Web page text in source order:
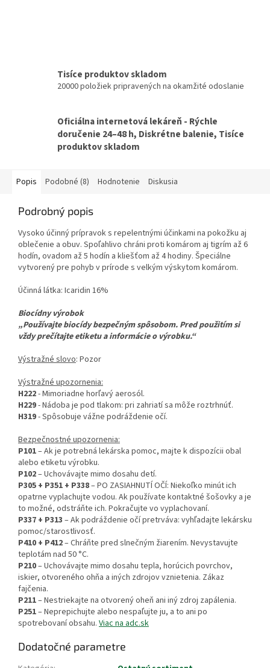
Tisíce produktov skladom
20000 položiek pripravených na okamžité odoslanie
Oficiálna internetová lekáreň - Rýchle
doručenie 24–48 h, Diskrétne balenie, Tisíce
produktov skladom
Popis Podobné (8) Hodnotenie Diskusia
Podrobný popis
Vysoko účinný prípravok s repelentnými účinkami na pokožku aj
oblečenie a obuv. Spoľahlivo chráni proti komárom aj tigrím až 6
hodín, ovadom až 5 hodín a kliešťom až 4 hodiny. Špeciálne
vytvorený pre pohyb v prírode s velkým výskytom komárom.
Účinná látka: Icaridin 16%
Biocídny výrobok
„Používajte biocídy bezpečným spôsobom. Pred použitím si
vždy prečítajte etiketu a informácie o výrobku.“
Výstražné slovo: Pozor
Výstražné upozornenia:
H222- Mimoriadne horľavý aerosól.
H229- Nádoba je pod tlakom: pri zahriatí sa môže roztrhnúť.
H319- Spôsobuje vážne podráždenie očí.
Bezpečnostné upozornenia:
P101– Ak je potrebná lekárska pomoc, majte k dispozícii obal
alebo etiketu výrobku.
P102– Uchovávajte mimo dosahu detí.
P305 + P351 + P338– PO ZASIAHNUTÍ OČÍ: Niekoľko minút ich
opatrne vyplachujte vodou. Ak používate kontaktné šošovky a je
to možné, odstráňte ich. Pokračujte vo vyplachovaní.
P337 + P313 – Ak podráždenie očí pretrváva: vyhľadajte lekársku
pomoc/starostlivosť.
P410 + P412– Chráňte pred slnečným žiarením. Nevystavujte
teplotám nad 50 °C.
P210– Uchovávajte mimo dosahu tepla, horúcich povrchov,
iskier, otvoreného ohňa a iných zdrojov vznietenia. Zákaz
fajčenia.
P211– Nestriekajte na otvorený oheň ani iný zdroj zapálenia.
P251– Neprepichujte alebo nespaľujte ju, a to ani po
spotrebovaní obsahu. Viac na adc.sk
Dodatočné parametre